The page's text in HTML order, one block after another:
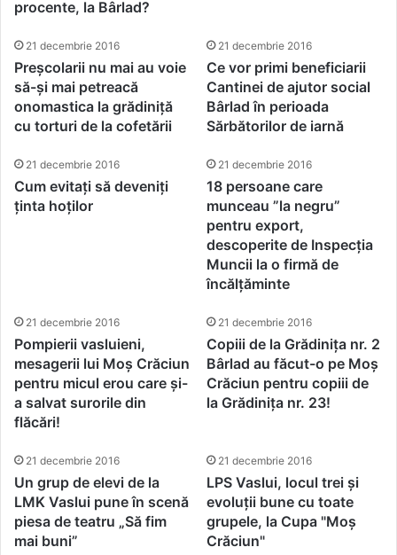
procente, la Bârlad?
21 decembrie 2016
Preșcolarii nu mai au voie
să-și mai petreacă
onomastica la grădiniță
cu torturi de la cofetării
21 decembrie 2016
Ce vor primi beneficiarii
Cantinei de ajutor social
Bârlad în perioada
Sărbătorilor de iarnă
21 decembrie 2016
Cum evitați să deveniți
ținta hoților
21 decembrie 2016
18 persoane care
munceau ”la negru”
pentru export,
descoperite de Inspecția
Muncii la o firmă de
încălțăminte
21 decembrie 2016
Pompierii vasluieni,
mesagerii lui Moș Crăciun
pentru micul erou care și-
a salvat surorile din
flăcări!
21 decembrie 2016
Copiii de la Grădinița nr. 2
Bârlad au făcut-o pe Moș
Crăciun pentru copiii de
la Grădinița nr. 23!
21 decembrie 2016
Un grup de elevi de la
LMK Vaslui pune în scenă
piesa de teatru „Să fim
mai buni”
21 decembrie 2016
LPS Vaslui, locul trei și
evoluții bune cu toate
grupele, la Cupa "Moș
Crăciun"